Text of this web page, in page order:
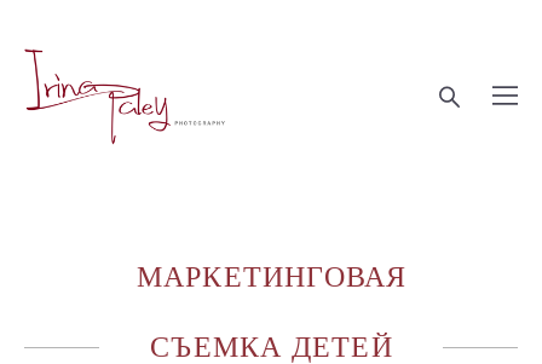
МАРКЕТИНГОВАЯ
СЪЕМКА ДЕТЕЙ